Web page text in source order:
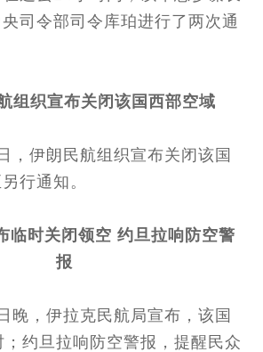
司令部司令库珀进行了两次通
组织宣布关闭该国西部空域
伊朗民航组织宣布关闭该国
行通知。
临时关闭领空 约旦拉响防空警
报
，伊拉克民航局宣布，该国
约旦拉响防空警报，提醒民众